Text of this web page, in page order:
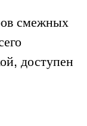
смежных
доступен